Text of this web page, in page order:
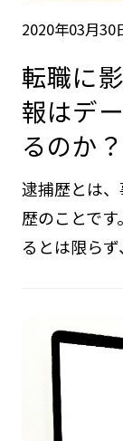
2020年03月30
転職に
報はデ
るのか？
逮捕歴とは
歴のことで
るとは限ら